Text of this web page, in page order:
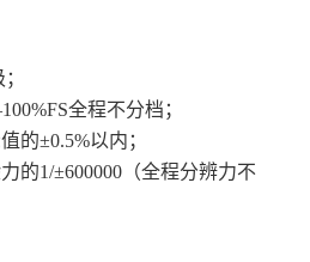
全程不分档；
的±0.5%以内；
的1/±600000（全程分辨力不